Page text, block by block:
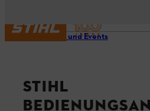
Service und Events
STIHL